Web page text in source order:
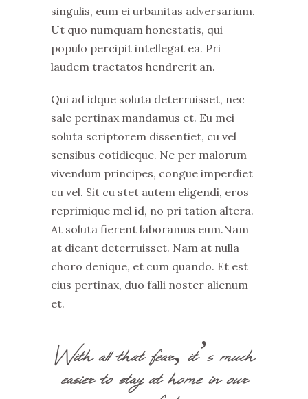
singulis, eum ei urbanitas adversarium.
Ut quo numquam honestatis, qui
populo percipit intellegat ea. Pri
laudem tractatos hendrerit an.
Qui ad idque soluta deterruisset, nec
sale pertinax mandamus et. Eu mei
soluta scriptorem dissentiet, cu vel
sensibus cotidieque. Ne per malorum
vivendum principes, congue imperdiet
cu vel. Sit cu stet autem eligendi, eros
reprimique mel id, no pri tation altera.
At soluta fierent laboramus eum.Nam
at dicant deterruisset. Nam at nulla
choro denique, et cum quando. Et est
eius pertinax, duo falli noster alienum
et.
With all that fear, it’s much
easier to stay at home in our